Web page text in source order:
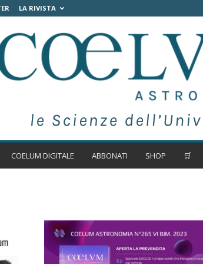
LA RIVISTA
COELUM DIGITALE ABBONATI SHOP 🛒